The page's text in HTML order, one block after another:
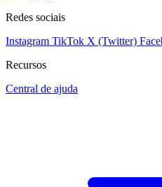
Redes sociais
Instagram TikTok X (Twitter)
Recursos
Central de ajuda